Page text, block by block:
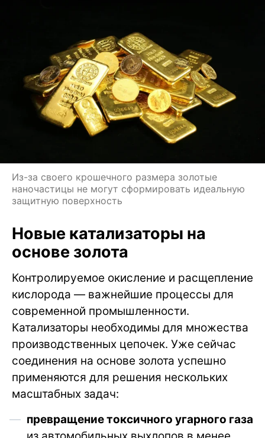
Из-за своего крошечного размера золотые
наночастицы не могут сформировать идеальную
защитную поверхность
Новые катализаторы на
основе золота
Контролируемое окисление и расщепление
кислорода — важнейшие процессы для
современной промышленности.
Катализаторы необходимы для множества
производственных цепочек. Уже сейчас
соединения на основе золота успешно
применяются для решения нескольких
масштабных задач:
превращение токсичного угарного газа